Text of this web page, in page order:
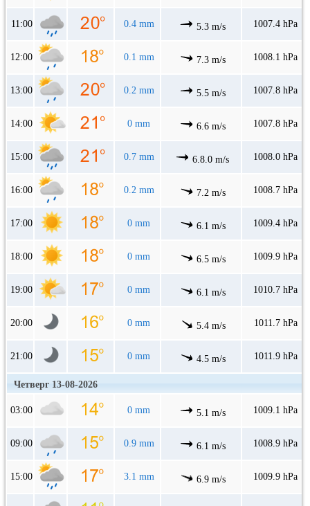
11:00 0.4 mm 5.3 m/s 1007.4 hPa
12:00 0.1 mm 7.3 m/s 1008.1 hPa
13:00 0.2 mm 5.5 m/s 1007.8 hPa
14:00 0 mm 6.6 m/s 1007.8 hPa
15:00 0.7 mm 6.8.0 m/s 1008.0 hPa
16:00 0.2 mm 7.2 m/s 1008.7 hPa
17:00 0 mm 6.1 m/s 1009.4 hPa
18:00 0 mm 6.5 m/s 1009.9 hPa
19:00 0 mm 6.1 m/s 1010.7 hPa
20:00 0 mm 5.4 m/s 1011.7 hPa
21:00 0 mm 4.5 m/s 1011.9 hPa
Четверг 13-08-2026
03:00 0 mm 5.1 m/s 1009.1 hPa
09:00 0.9 mm 6.1 m/s 1008.9 hPa
15:00 3.1 mm 6.9 m/s 1009.9 hPa